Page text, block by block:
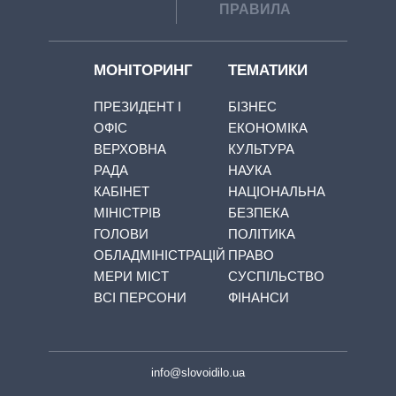
ПРАВИЛА
МОНІТОРИНГ
ПРЕЗИДЕНТ І
ОФІС
ВЕРХОВНА
РАДА
КАБІНЕТ
МІНІСТРІВ
ГОЛОВИ
ОБЛАДМІНІСТРАЦІЙ
МЕРИ МІСТ
ВСІ ПЕРСОНИ
ТЕМАТИКИ
БІЗНЕС
ЕКОНОМІКА
КУЛЬТУРА
НАУКА
НАЦІОНАЛЬНА
БЕЗПЕКА
ПОЛІТИКА
ПРАВО
СУСПІЛЬСТВО
ФІНАНСИ
info@slovoidilo.ua